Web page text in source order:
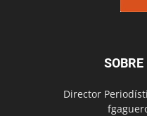
SOBRE
Director